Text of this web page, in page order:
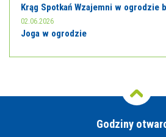
Krąg Spotkań Wzajemni w ogrodzie
02.06.2026
Joga w ogrodzie
Godziny